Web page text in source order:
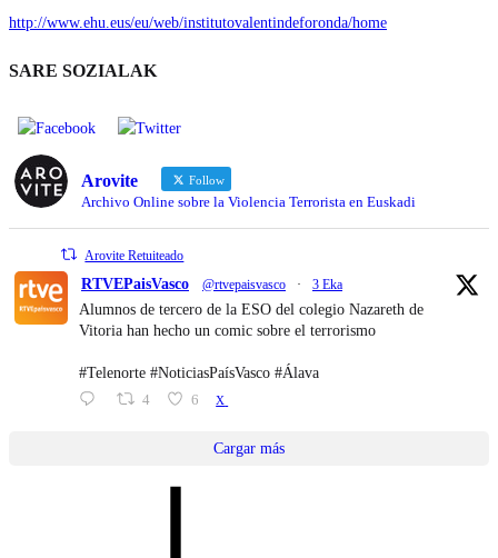
http://www.ehu.eus/eu/web/institutovalentindeforonda/home
SARE SOZIALAK
Arovite Follow
Archivo Online sobre la Violencia Terrorista en Euskadi
Arovite Retuiteado
RTVEPaisVasco @rtvepaisvasco · 3 Eka
Alumnos de tercero de la ESO del colegio Nazareth de
Vitoria han hecho un comic sobre el terrorismo
#Telenorte #NoticiasPaísVasco #Álava
4 6 X
Cargar más